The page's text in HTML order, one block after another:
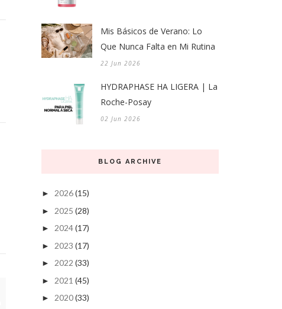
Mis Básicos de Verano: Lo
Que Nunca Falta en Mi Rutina
22 Jun 2026
HYDRAPHASE HA LIGERA | La
Roche-Posay
02 Jun 2026
BLOG ARCHIVE
► 2026(15)
► 2025 (28)
► 2024(17)
► 2023 (17)
► 2022 (33)
► 2021 (45)
► 2020(33)